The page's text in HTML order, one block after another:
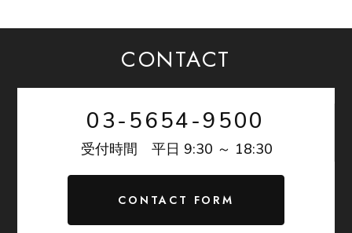
CONTACT
03-5654-9500
受付時間 平日 9:30 ～ 18:30
CONTACT FORM